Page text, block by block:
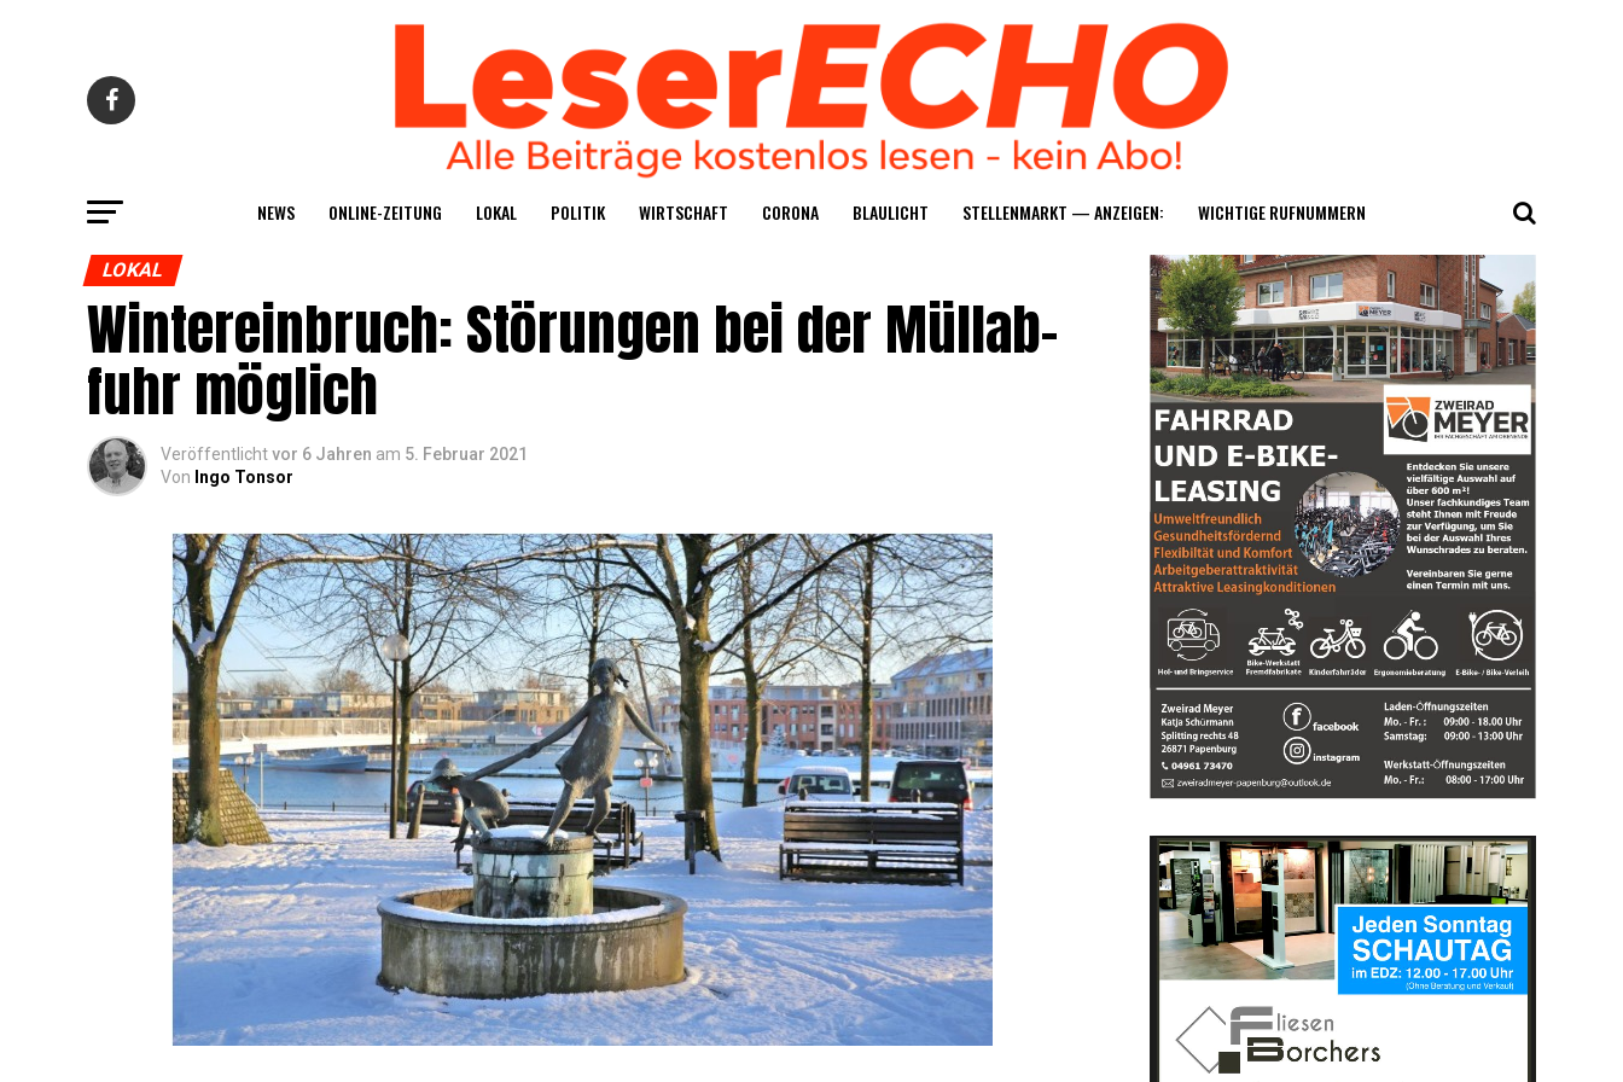
NEWS ONLINE-ZEI­TUNG LOKAL POLI­TIK WIRT­SCHAFT CORO­NA BLAU­LICHT STEL­LEN­MARKT — ANZEIGEN: WICH­TI­GE RUFNUMMERN
LOKAL
Win­ter­ein­bruch: Stö­run­gen bei der Müll­ab­
fuhr möglich
Veröffentlichtvor 6 Jahren am 5. Februar 2021
Von Ingo Tonsor